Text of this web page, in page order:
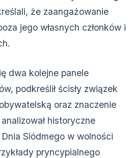
że zaangażowanie
jego własnych członków i
dwa kolejne panele
podkreślił ścisły związek
oraz znaczenie
historyczne
Siódmego w wolności
pryncypialnego